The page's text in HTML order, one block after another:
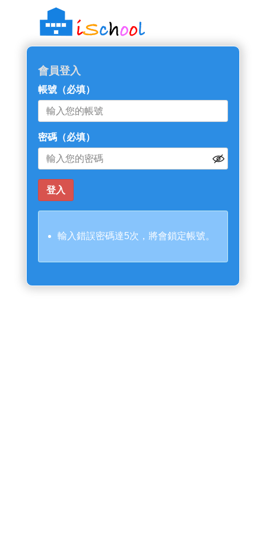
::: 跳過主導覽區塊
會員登入
帳號 （必填）
密碼 （必填）
輸入錯誤密碼達5次，將會鎖定帳號。